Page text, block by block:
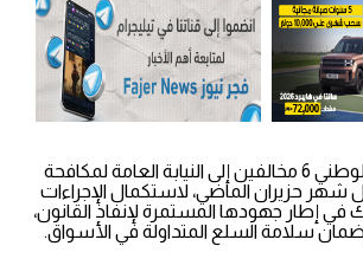
أحالت وزارة الاقتصاد الوطني 6 مخالفين إلى النيابة العامة لمكافحة
شهر حزيران الماضي، لاستكمال الإجراءات
في إطار جهودها المستمرة لإنفاذ القانون،
سلامة السلع المتداولة في الأسواق.